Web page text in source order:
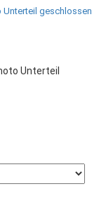
Unterteil